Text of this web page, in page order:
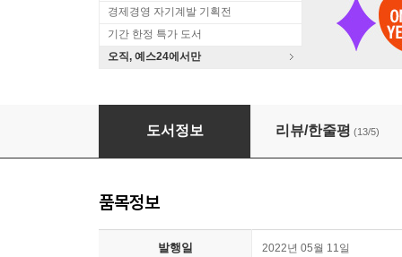
경제경영 자기계발 기획전
기간 한정 특가 도서
오직, 예스24에서만
나 이제 진짜 갓생산다
도서정보 리뷰/한줄평 (13/5)
품목정보
발행일 2022년 05월 11일